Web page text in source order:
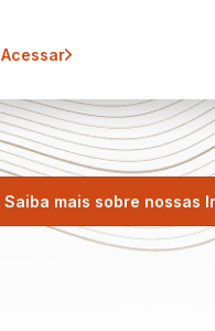
Acessar
Saiba mais sobre nossas